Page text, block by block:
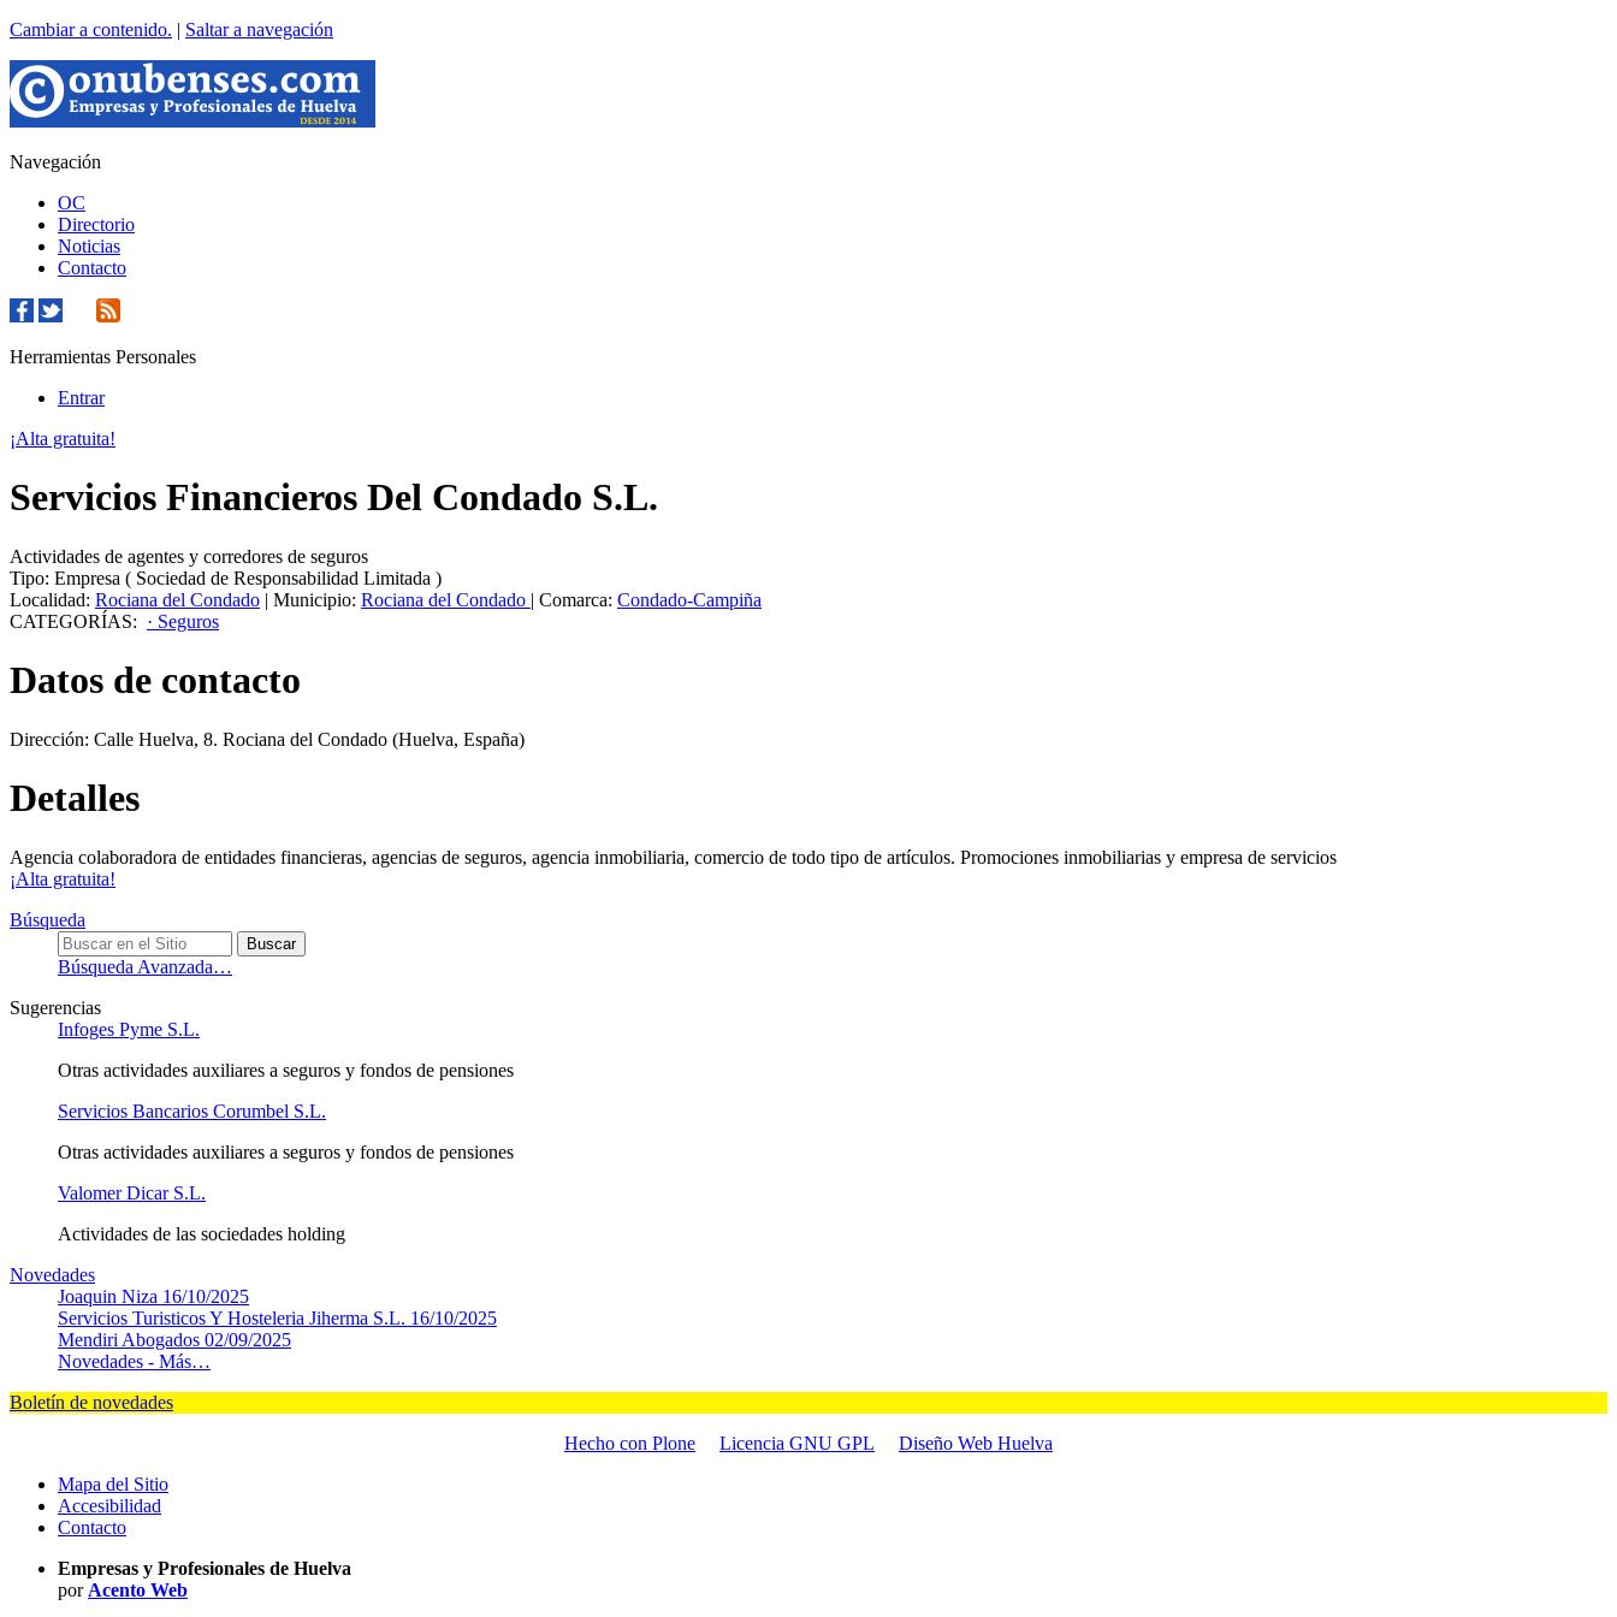
Cambiar a contenido. | Saltar a navegación
Navegación
OC
Directorio
Noticias
Contacto
Herramientas Personales
Entrar
¡Alta gratuita!
Servicios Financieros Del Condado S.L.
Actividades de agentes y corredores de seguros
Tipo: Empresa ( Sociedad de Responsabilidad Limitada )
Localidad: Rociana del Condado | Municipio: Rociana del Condado | Comarca: Condado-Campiña
CATEGORÍAS: · Seguros
Datos de contacto
Dirección: Calle Huelva, 8. Rociana del Condado (Huelva, España)
Detalles
Agencia colaboradora de entidades financieras, agencias de seguros, agencia inmobiliaria, comercio de todo tipo de artículos. Promociones inmobiliarias y empresa de servicios
¡Alta gratuita!
Búsqueda
Búsqueda Avanzada…
Sugerencias
Infoges Pyme S.L.
Otras actividades auxiliares a seguros y fondos de pensiones
Servicios Bancarios Corumbel S.L.
Otras actividades auxiliares a seguros y fondos de pensiones
Valomer Dicar S.L.
Actividades de las sociedades holding
Novedades
Joaquin Niza 16/10/2025
Servicios Turisticos Y Hosteleria Jiherma S.L. 16/10/2025
Mendiri Abogados 02/09/2025
Novedades - Más…
Boletín de novedades
Hecho con Plone
Licencia GNU GPL
Diseño Web Huelva
Mapa del Sitio
Accesibilidad
Contacto
Empresas y Profesionales de Huelva
por Acento Web